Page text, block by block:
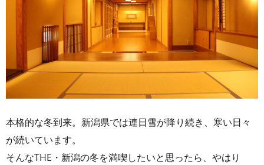
本格的な冬到来。新潟県では連日雪が降り続き、寒い日々
が続いています。
そんなTHE・新潟の冬を満喫したいと思ったら、やはり